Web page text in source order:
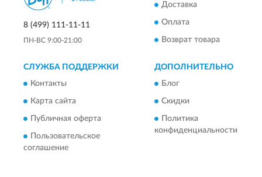
8 (499) 111-11-11
ПН-ВС 9:00-21:00
Доставка
Оплата
Возврат товара
СЛУЖБА ПОДДЕРЖКИ
Контакты
Карта сайта
Публичная оферта
Пользовательское
соглашение
ДОПОЛНИТЕЛЬНО
Блог
Скидки
Политика
конфиденциальности